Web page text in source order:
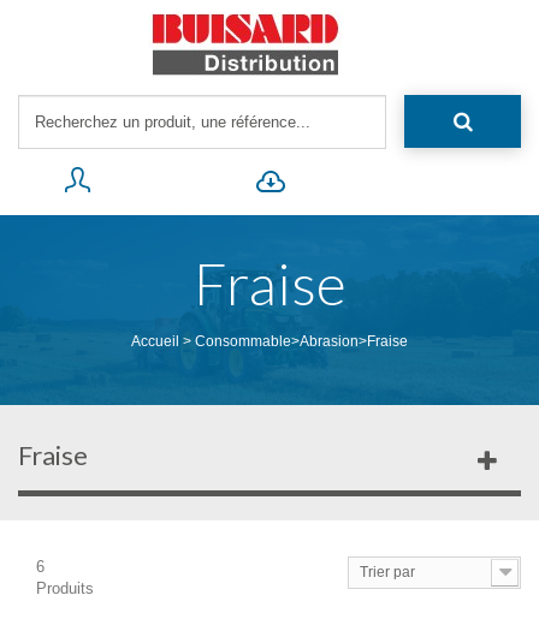
Fraise
Accueil > Consommable>Abrasion>Fraise
Fraise
6
Produits
Trier par